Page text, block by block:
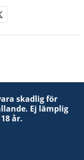
skadlig för
Ej lämplig
år.